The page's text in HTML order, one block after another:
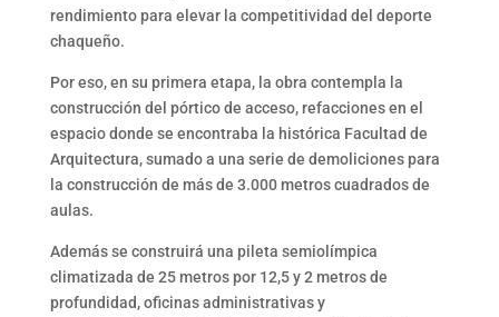
rendimiento para elevar la competitividad del deporte
chaqueño.
Por eso, en su primera etapa, la obra contempla la
construcción del pórtico de acceso, refacciones en el
espacio donde se encontraba la histórica Facultad de
Arquitectura, sumado a una serie de demoliciones para
la construcción de más de 3.000 metros cuadrados de
aulas.
Además se construirá una pileta semiolímpica
climatizada de 25 metros por 12,5 y 2 metros de
profundidad, oficinas administrativas y